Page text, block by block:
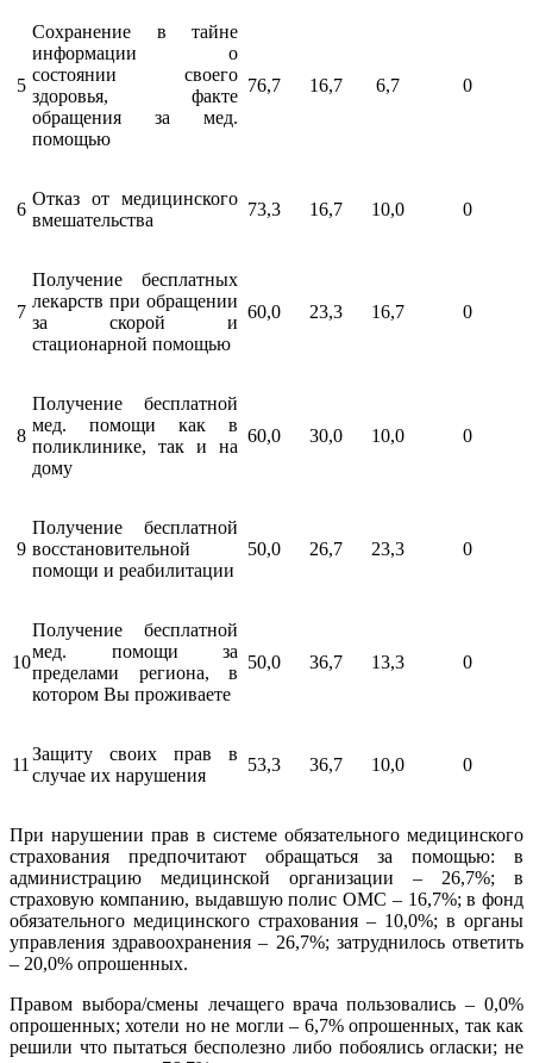
5
Сохранение в тайне
информации о
состоянии своего
здоровья, факте
обращения за мед.
помощью
76,7 16,7 6,7 0
6
Отказ от медицинского
вмешательства
73,3 16,7 10,0 0
7
Получение бесплатных
лекарств при обращении
за скорой и
стационарной помощью
60,0 23,3 16,7 0
8
Получение бесплатной
мед. помощи как в
поликлинике, так и на
дому
60,0 30,0 10,0 0
9
Получение бесплатной
восстановительной
помощи и реабилитации
50,0 26,7 23,3 0
10
Получение бесплатной
мед. помощи за
пределами региона, в
котором Вы проживаете
50,0 36,7 13,3 0
11
Защиту своих прав в
случае их нарушения
53,3 36,7 10,0 0
При нарушении прав в системе обязательного медицинского
страхования предпочитают обращаться за помощью: в
администрацию медицинской организации – 26,7%; в
страховую компанию, выдавшую полис ОМС – 16,7%; в фонд
обязательного медицинского страхования – 10,0%; в органы
управления здравоохранения – 26,7%; затруднилось ответить
– 20,0% опрошенных.
Правом выбора/смены лечащего врача пользовались – 0,0%
опрошенных; хотели но не могли – 6,7% опрошенных, так как
решили что пытаться бесполезно либо побоялись огласки; не